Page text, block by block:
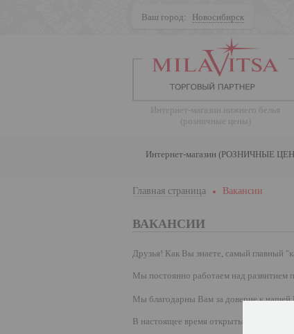
Ваш город: Новосибирск
Интернет-магазин нижнего белья
(розничные цены)
Интернет-магазин (РОЗНИЧНЫЕ
Главная страница Вакансии
ВАКАНСИИ
Друзья! Как Вы знаете, самый главный
Мы постоянно работаем над развитием
Мы благодарны Вам за доверие к нашей
В настоящее время открыты следующие